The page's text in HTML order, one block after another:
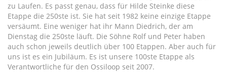
zu Laufen. Es passt genau, dass für Hilde Steinke diese
Etappe die 250ste ist. Sie hat seit 1982 keine einzige Etappe
versäumt. Eine weniger hat ihr Mann Diedrich, der am
Dienstag die 250ste läuft. Die Söhne Rolf und Peter haben
auch schon jeweils deutlich über 100 Etappen. Aber auch für
uns ist es ein Jubiläum. Es ist unsere 100ste Etappe als
Verantwortliche für den Ossiloop seit 2007.